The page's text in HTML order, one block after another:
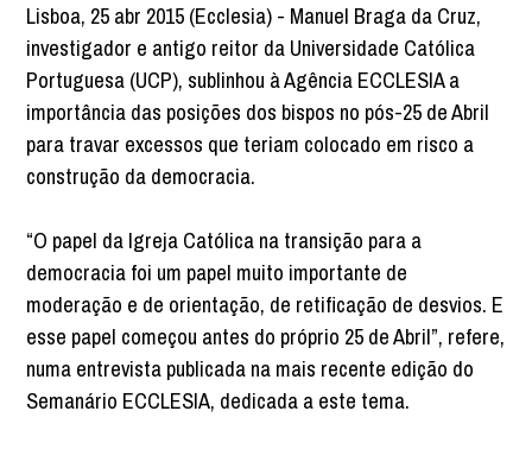
Lisboa, 25 abr 2015 (Ecclesia) - Manuel Braga da Cruz,
investigador e antigo reitor da Universidade Católica
Portuguesa (UCP), sublinhou à Agência ECCLESIA a
importância das posições dos bispos no pós-25 de Abril
para travar excessos que teriam colocado em risco a
construção da democracia.
“O papel da Igreja Católica na transição para a
democracia foi um papel muito importante de
moderação e de orientação, de retificação de desvios. E
esse papel começou antes do próprio 25 de Abril”, refere,
numa entrevista publicada na mais recente edição do
Semanário ECCLESIA, dedicada a este tema.